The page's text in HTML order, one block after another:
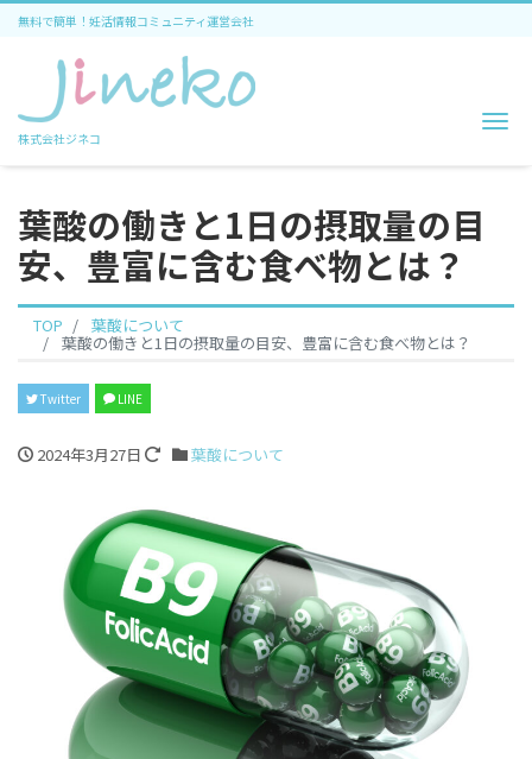
無料で簡単！妊活情報コミュニティ運営会社
株式会社ジネコ
葉酸の働きと1日の摂取量の目
安、豊富に含む食べ物とは？
TOP 葉酸について
葉酸の働きと1日の摂取量の目安、豊富に含む食べ物とは？
Twitter LINE
2024年3月27日 葉酸について